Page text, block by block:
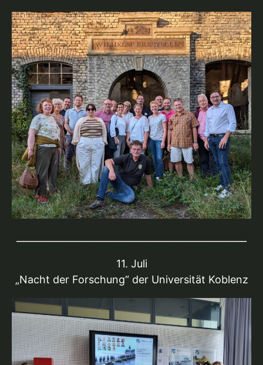
11. Juli
„Nacht der Forschung“ der Universität Koblenz